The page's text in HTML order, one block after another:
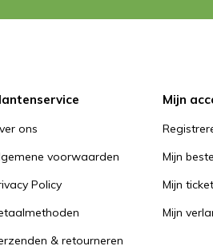
ons
voorwaarden
Policy
& retourneren
Mijn
Mijn
Mijn
Mijn